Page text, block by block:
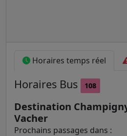
Horaires temps réel
Horaires Bus 108
Destination
Vacher
Prochains passages dans :